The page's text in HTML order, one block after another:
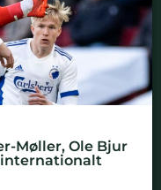
Møller, Ole Bjur
internationalt